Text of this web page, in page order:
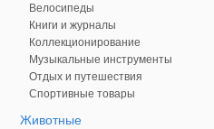
Велосипеды
Книги и журналы
Коллекционирование
Музыкальные инструменты
Отдых и путешествия
Спортивные товары
Животные